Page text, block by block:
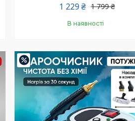
1 799 ₴
1 229 ₴
В наявності
Купити
–35%